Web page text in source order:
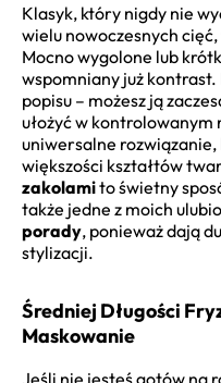
Klasyk, który nigdy nie
wielu nowoczesnych
Mocno wygolone lub
wspomniany już kontrast.
popisu – możesz ją
ułożyć w kontrolowanym
uniwersalne
większości kształtów
zakolamito świetny
także jedne z moich
porady, ponieważ dają
stylizacji.
Średniej Długości
Maskowanie
Jeśli nie jesteś gotów na